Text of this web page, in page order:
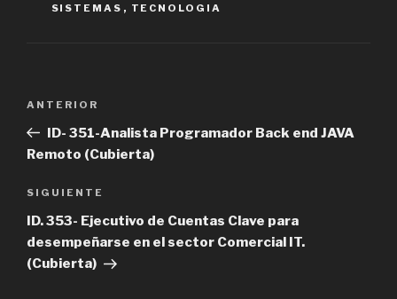
SISTEMAS , TECNOLOGIA
entradas
Entrada
anterior
ANTERIOR
ID- 351-Analista Programador Back end JAVA
Remoto (Cubierta)
Siguiente
entrada
SIGUIENTE
ID. 353- Ejecutivo de Cuentas Clave para
desempeñarse en el sector Comercial IT.
(Cubierta)